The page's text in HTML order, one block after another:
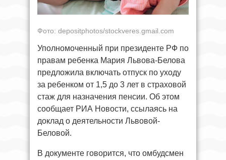
Фото: depositphotos/stockveres.gmail.com
Уполномоченный при президенте РФ по
правам ребенка Мария Львова-Белова
предложила включать отпуск по уходу
за ребенком от 1,5 до 3 лет в страховой
стаж для назначения пенсии. Об этом
сообщает РИА Новости, ссылаясь на
доклад о деятельности Львовой-
Беловой.
В документе говорится, что омбудсмен